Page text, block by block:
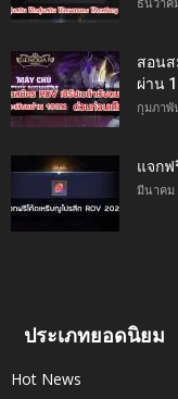
สอนส
ผ่าน
กุมภาพั
แจกฟ
มีนาคม
ประเภทยอดนิยม
Hot News